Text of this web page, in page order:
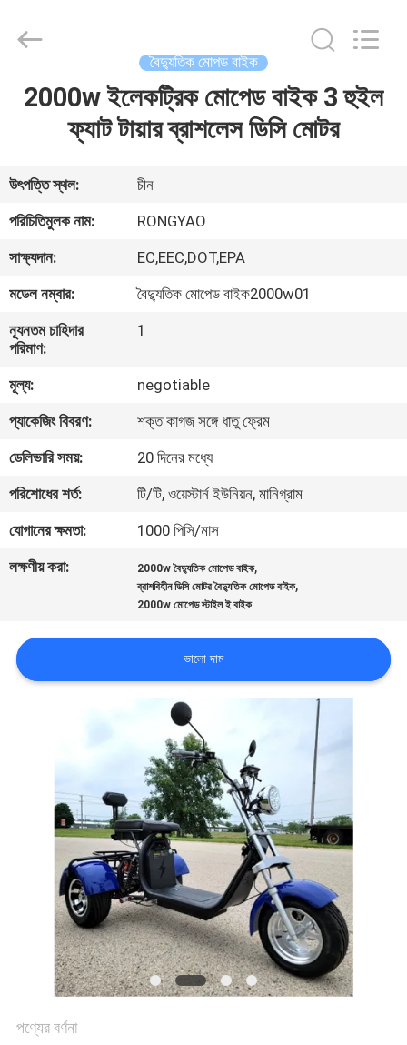
বাড়ি
আমাদের
সম্পর্কে
কারখানা
ভ্রমণ
মান
নিয়ন্ত্রণ
যোগাযোগ
করুন
উদ্ধৃতির
আবেদন
গোপনীয়তা
Vehicle
Co.,Ltd.
বৈদ্যুতিক মোপড বাইক
2000w ইলেকট্রিক মোপেড বাইক 3 হুইল
ফ্যাট টায়ার ব্রাশলেস ডিসি মোটর
উৎপত্তি স্থল:
চীন
পরিচিতিমুলক নাম:
RONGYAO
সাক্ষ্যদান:
EC,EEC,DOT,EPA
মডেল নম্বার:
বৈদ্যুতিক মোপেড বাইক2000w01
ন্যূনতম চাহিদার
পরিমাণ:
1
মূল্য:
negotiable
প্যাকেজিং বিবরণ:
শক্ত কাগজ সঙ্গে ধাতু ফ্রেম
ডেলিভারি সময়:
20 দিনের মধ্যে
পরিশোধের শর্ত:
টি/টি, ওয়েস্টার্ন ইউনিয়ন, মানিগ্রাম
যোগানের ক্ষমতা:
1000 পিসি/মাস
লক্ষণীয় করা:
2000w বৈদ্যুতিক মোপেড বাইক,
ব্রাশবিহীন ডিসি মোটর বৈদ্যুতিক মোপেড বাইক,
2000w মোপেড স্টাইল ই বাইক
ভালো দাম
পণ্যের বর্ণনা